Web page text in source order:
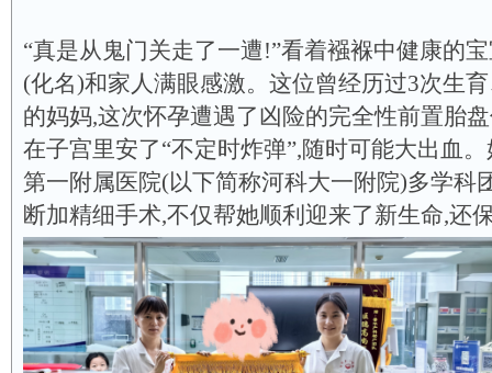
“真是从鬼门关走了一遭!”看着襁褓中健康的
(化名)和家人满眼感激。这位曾经历过3次生
的妈妈,这次怀孕遭遇了凶险的完全性前置胎
在子宫里安了“不定时炸弹”,随时可能大出血
第一附属医院(以下简称河科大一附院)多学科
断加精细手术,不仅帮她顺利迎来了新生命,还